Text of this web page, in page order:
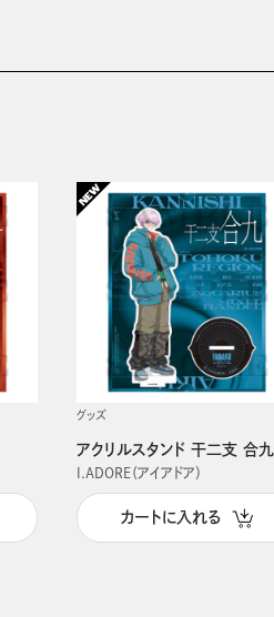
グッズ
アクリルスタンド 干二支 合九
I.ADORE（アイアドア）
カートに入れる